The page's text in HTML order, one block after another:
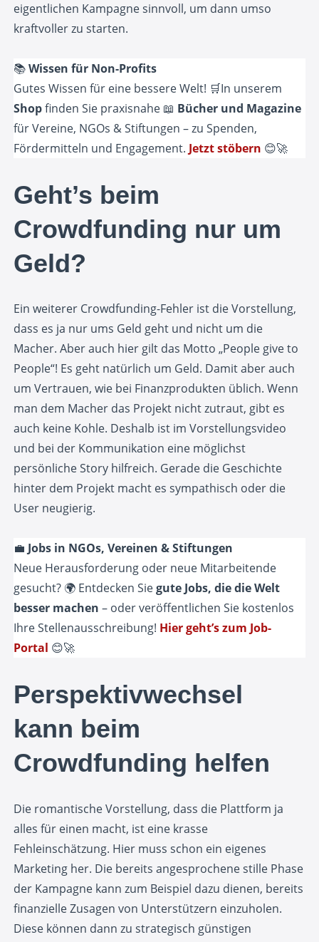
eigentlichen Kampagne sinnvoll, um dann umso
kraftvoller zu starten.
📚Wissen für Non-Profits
Gutes Wissen für eine bessere Welt! 🛒In unserem
Shopfinden Sie praxisnahe 📖 Bücher und Magazine
für Vereine, NGOs & Stiftungen – zu Spenden,
Fördermitteln und Engagement. Jetzt stöbern 😊🚀
Geht’s beim
Crowdfunding nur um
Geld?
Ein weiterer Crowdfunding-Fehler ist die Vorstellung,
dass es ja nur ums Geld geht und nicht um die
Macher. Aber auch hier gilt das Motto „People give to
People“! Es geht natürlich um Geld. Damit aber auch
um Vertrauen, wie bei Finanzprodukten üblich. Wenn
man dem Macher das Projekt nicht zutraut, gibt es
auch keine Kohle. Deshalb ist im Vorstellungsvideo
und bei der Kommunikation eine möglichst
persönliche Story hilfreich. Gerade die Geschichte
hinter dem Projekt macht es sympathisch oder die
User neugierig.
💼 Jobs in NGOs, Vereinen & Stiftungen
Neue Herausforderung oder neue Mitarbeitende
gesucht? 🌍 Entdecken Siegute Jobs, die die Welt
besser machen – oder veröffentlichen Sie kostenlos
Ihre Stellenausschreibung! Hier geht’s zum Job-
Portal 😊🚀
Perspektivwechsel
kann beim
Crowdfunding helfen
Die romantische Vorstellung, dass die Plattform ja
alles für einen macht, ist eine krasse
Fehleinschätzung. Hier muss schon ein eigenes
Marketing her. Die bereits angesprochene stille Phase
der Kampagne kann zum Beispiel dazu dienen, bereits
finanzielle Zusagen von Unterstützern einzuholen.
Diese können dann zu strategisch günstigen